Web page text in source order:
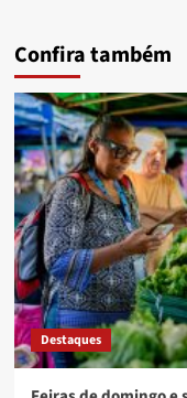
Confira também
Destaques